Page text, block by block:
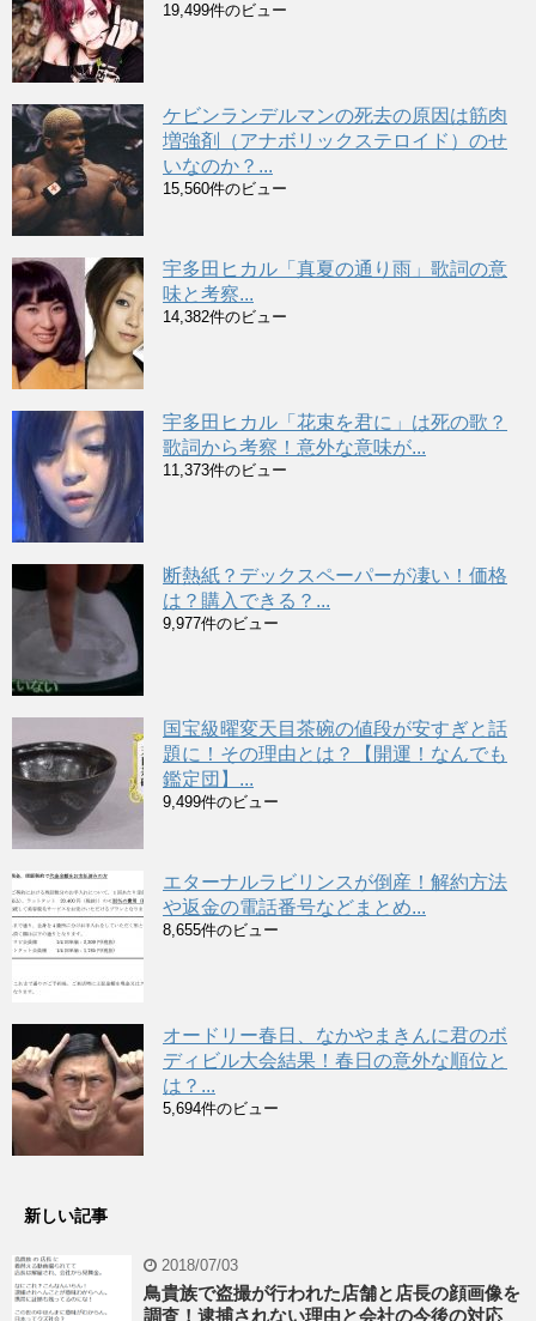
19,499件のビュー
ケビンランデルマンの死去の原因は筋肉
増強剤（アナボリックステロイド）のせ
いなのか？...
15,560件のビュー
宇多田ヒカル「真夏の通り雨」歌詞の意
味と考察...
14,382件のビュー
宇多田ヒカル「花束を君に」は死の歌？
歌詞から考察！意外な意味が...
11,373件のビュー
断熱紙？デックスペーパーが凄い！価格
は？購入できる？...
9,977件のビュー
国宝級曜変天目茶碗の値段が安すぎと話
題に！その理由とは？【開運！なんでも
鑑定団】...
9,499件のビュー
エターナルラビリンスが倒産！解約方法
や返金の電話番号などまとめ...
8,655件のビュー
オードリー春日、なかやまきんに君のボ
ディビル大会結果！春日の意外な順位と
は？...
5,694件のビュー
新しい記事
2018/07/03
鳥貴族で盗撮が行われた店舗と店長の顔画像を
調査！逮捕されない理由と会社の今後の対応